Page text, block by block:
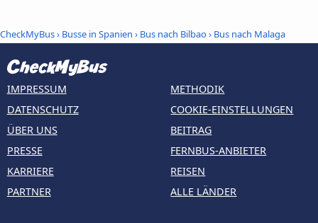
CheckMyBus› Busse in Spanien › Bus nach Bilbao› Bus nach Malaga
IMPRESSUM
DATENSCHUTZ
ÜBER UNS
PRESSE
KARRIERE
PARTNER
METHODIK
COOKIE-EINSTELLUNGEN
BEITRAG
FERNBUS-ANBIETER
REISEN
ALLE LÄNDER